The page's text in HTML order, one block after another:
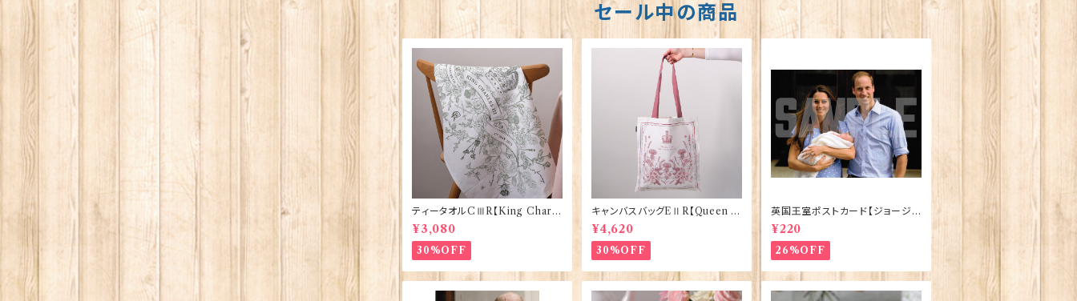
セール中の商品
ティータオルCⅢR【King Charle
sⅢ Coronation】Victoria Egg
s 50129
¥3,080
30%OFF
キャンバスバッグEⅡR【Queen El
izabethⅡ Commemorative】
Victoria Eggs 90332
¥4,620
30%OFF
英国王室ポストカード【ジョージ
王子ご誕生】Pageantry Postca
rd 90183-JEF100
¥220
26%OFF